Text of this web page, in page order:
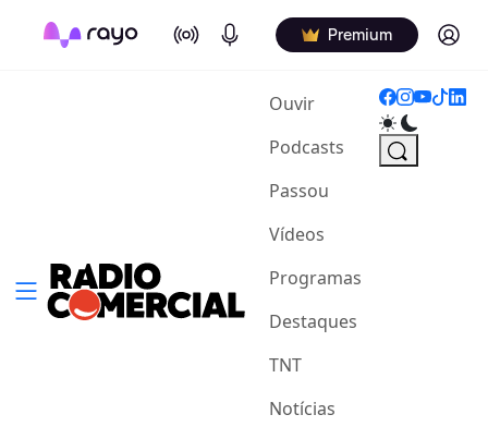
On Air Podcasts Premium Log in
Ouvir(current)
Podcasts
Passou
Vídeos
Programas
Destaques
TNT
Notícias